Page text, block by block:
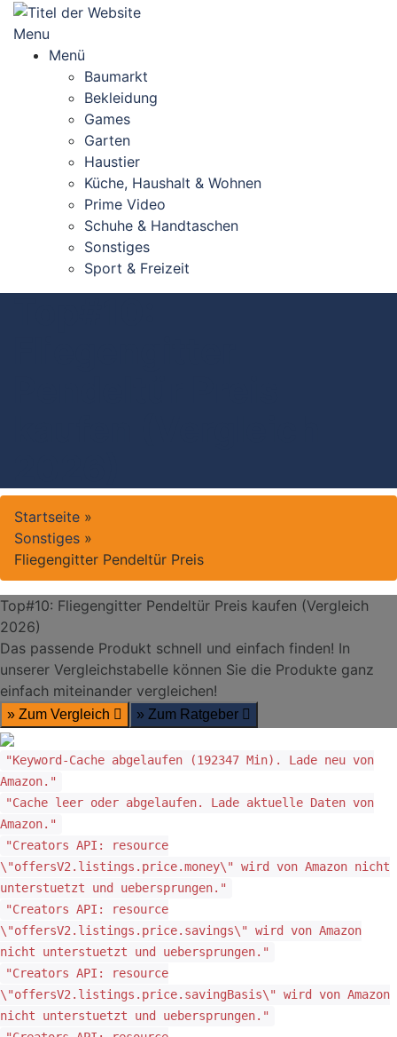
Skip
content
Menu
Menü
Baumarkt
Bekleidung
Games
Garten
Haustier
Küche, Haushalt & Wohnen
Prime Video
Schuhe & Handtaschen
Sonstiges
Sport & Freizeit
Startseite »
Sonstiges »
Fliegengitter Pendeltür Preis
Top#10: Fliegengitter Pendeltür Preis kaufen (Vergleich
2026)
Das passende Produkt schnell und einfach finden! In
unserer Vergleichstabelle können Sie die Produkte ganz
einfach miteinander vergleichen!
» Zum Vergleich » Zum Ratgeber
"Keyword-Cache abgelaufen (192347 Min). Lade neu von
Amazon."
"Cache leer oder abgelaufen. Lade aktuelle Daten von
Amazon."
"Creators API: resource
\"offersV2.listings.price.money\" wird von Amazon nicht
unterstuetzt und uebersprungen."
"Creators API: resource
\"offersV2.listings.price.savings\" wird von Amazon
nicht unterstuetzt und uebersprungen."
"Creators API: resource
\"offersV2.listings.price.savingBasis\" wird von Amazon
nicht unterstuetzt und uebersprungen."